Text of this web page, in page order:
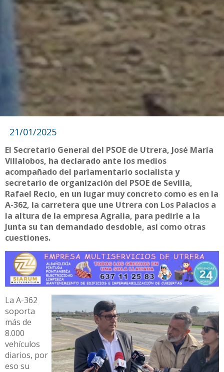
21/01/2025
El Secretario General del PSOE de Utrera, José María
Villalobos, ha declarado ante los medios
acompañado del parlamentario socialista y
secretario de organización del PSOE de Sevilla,
Rafael Recio, en un lugar muy concreto como es en la
A-362, la carretera que une Utrera con Los Palacios a
la altura de la empresa Agralia, para pedirle a la
Junta su tan demandado desdoble, así como otras
cuestiones.
La A-362
soporta
más de
8.000
vehículos
diarios, por
eso su